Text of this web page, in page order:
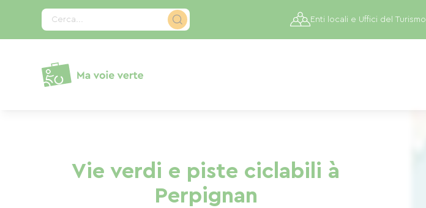
Cerca... Enti locali e Uffici del Turismo
Vie verdi e piste ciclabili à
Perpignan
Pannello di gestione dei cookies